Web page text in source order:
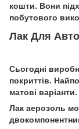
кошти. Вони
побутового
Лак Для
Сьогодні
покриттів.
матові варіанти.
Лак аерозоль